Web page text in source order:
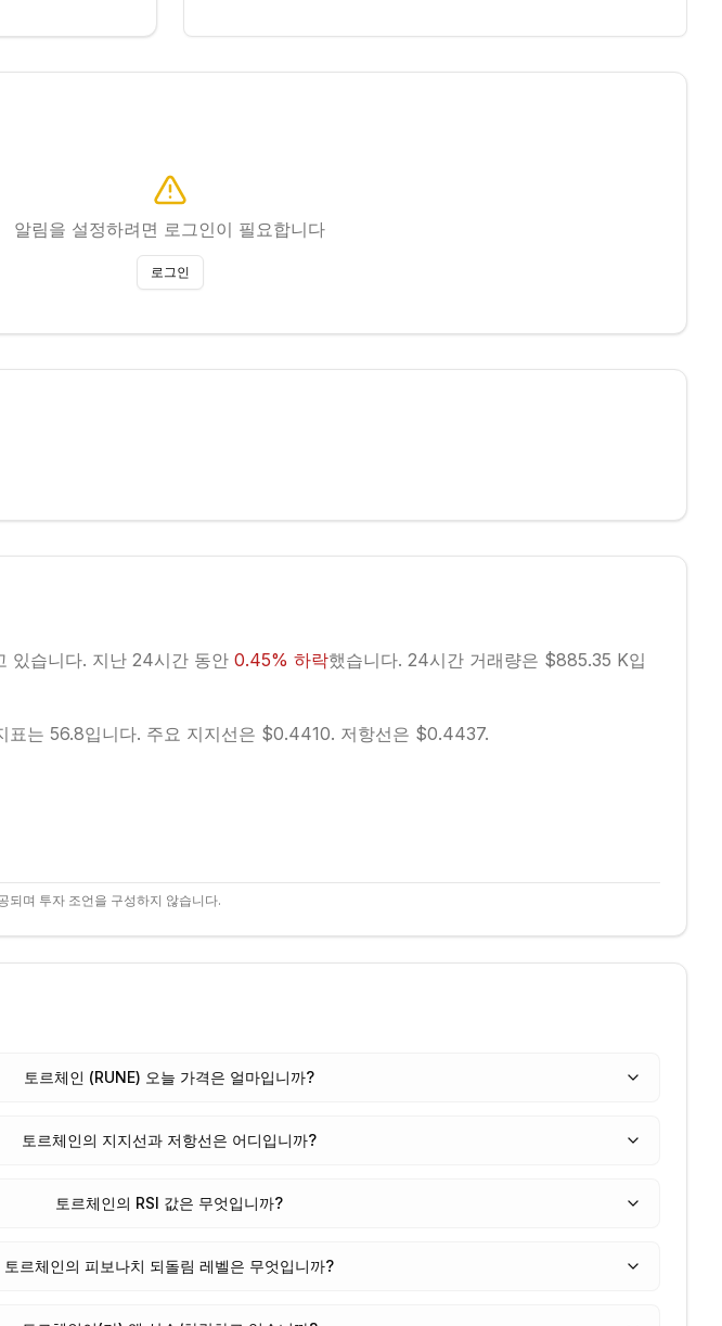
알림을 설정하려면 로그인이 필요합니다
로그인
있습니다. 지난 24시간 동안 0.45% 하락했습니다. 24시간 거래량은 $885.35 K입
표는 56.8입니다. 주요 지지선은 $0.4410. 저항선은 $0.4437.
되며 투자 조언을 구성하지 않습니다.
토르체인 (RUNE) 오늘 가격은 얼마입니까?
토르체인의 지지선과 저항선은 어디입니까?
토르체인의 RSI 값은 무엇입니까?
토르체인의 피보나치 되돌림 레벨은 무엇입니까?